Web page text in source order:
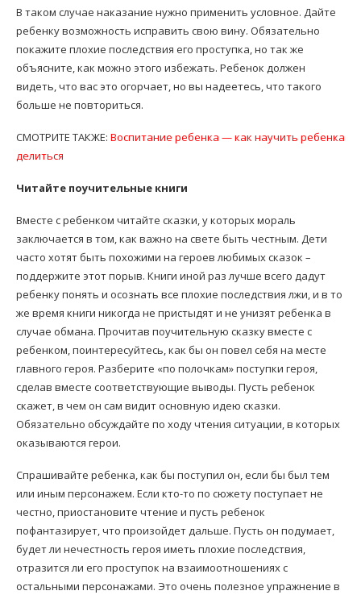
В таком случае наказание нужно применить условное. Дайте
ребенку возможность исправить свою вину. Обязательно
покажите плохие последствия его проступка, но так же
объясните, как можно этого избежать. Ребенок должен
видеть, что вас это огорчает, но вы надеетесь, что такого
больше не повториться.
СМОТРИТЕ ТАКЖЕ: Воспитание ребенка — как научить ребенка
делиться
Читайте поучительные книги
Вместе с ребенком читайте сказки, у которых мораль
заключается в том, как важно на свете быть честным. Дети
часто хотят быть похожими на героев любимых сказок –
поддержите этот порыв. Книги иной раз лучше всего дадут
ребенку понять и осознать все плохие последствия лжи, и в то
же время книги никогда не пристыдят и не унизят ребенка в
случае обмана. Прочитав поучительную сказку вместе с
ребенком, поинтересуйтесь, как бы он повел себя на месте
главного героя. Разберите «по полочкам» поступки героя,
сделав вместе соответствующие выводы. Пусть ребенок
скажет, в чем он сам видит основную идею сказки.
Обязательно обсуждайте по ходу чтения ситуации, в которых
оказываются герои.
Спрашивайте ребенка, как бы поступил он, если бы был тем
или иным персонажем. Если кто-то по сюжету поступает не
честно, приостановите чтение и пусть ребенок
пофантазирует, что произойдет дальше. Пусть он подумает,
будет ли нечестность героя иметь плохие последствия,
отразится ли его проступок на взаимоотношениях с
остальными персонажами. Это очень полезное упражнение в